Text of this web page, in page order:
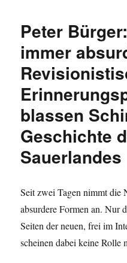
Peter
immer
blassen
Geschichte
Sauerlandes
Seit zwei Tagen nimmt die
absurdere Formen an. Nur
Seiten der neuen, frei im
scheinen dabei keine